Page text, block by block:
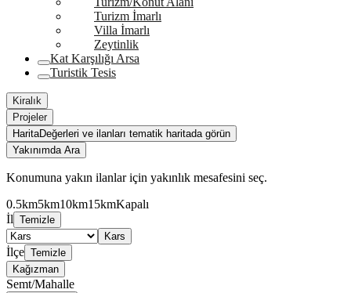
Turizm İmarlı
Villa İmarlı
Zeytinlik
Kat Karşılığı Arsa
Turistik Tesis
Kiralık
Projeler
HaritaDeğerleri ve ilanları tematik haritada görün
Yakınımda Ara
Konumuna yakın ilanlar için yakınlık mesafesini seç.
0.5km5km10km15kmKapalı
İl Temizle
Kars
İlçe Temizle
Kağızman
Semt/Mahalle